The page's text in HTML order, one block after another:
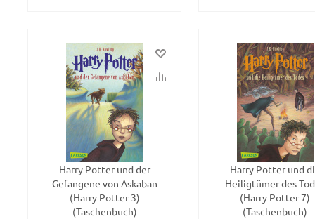
Harry Potter und der
Gefangene von Askaban
(Harry Potter 3)
(Taschenbuch)
Harry Potter und
Heiligtümer des
(Harry Potter 7)
(Taschenbuch)